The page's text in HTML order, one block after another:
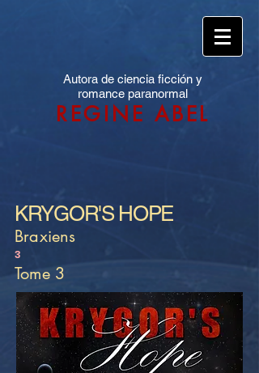
Autora de ciencia ficción y
romance paranormal
REGINE ABEL
KRYGOR'S HOPE
Braxiens
3
Tome 3